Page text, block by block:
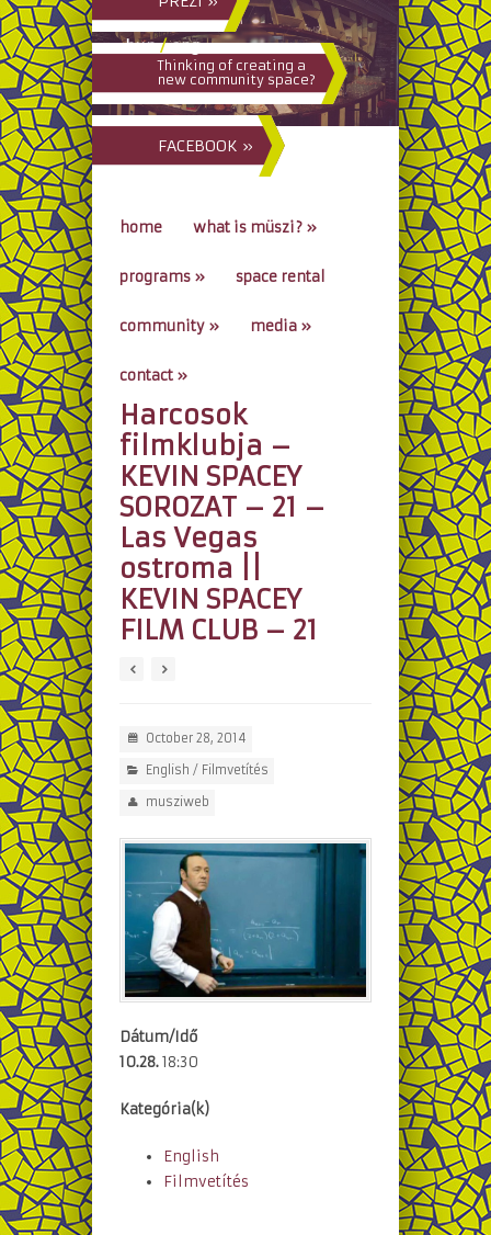
hun/eng
Thinking of creating a
new community space?
FACEBOOK »
home what is müszi? »
programs » space rental
community » media »
contact »
go to...
Harcosok
filmklubja –
KEVIN SPACEY
SOROZAT – 21 –
Las Vegas
ostroma ||
KEVIN SPACEY
FILM CLUB – 21
October 28, 2014
English / Filmvetítés
musziweb
Dátum/Idő
10.28.18:30
Kategória(k)
English
Filmvetítés